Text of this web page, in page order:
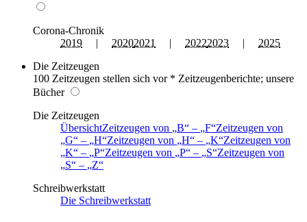
Corona-Chronik
2019 | 20202021 | 20222023 | 2025
Die Zeitzeugen
100 Zeitzeugen stellen sich vor * Zeitzeugenberichte; unsere
Bücher
Die Zeitzeugen
ÜbersichtZeitzeugen von B – F Zeitzeugen von
G
– H Zeitzeugen von H – K Zeitzeugen von
K
– P Zeitzeugen von P – S Zeitzeugen von
S
–
Z
Schreibwerkstatt
Die Schreibwerkstatt